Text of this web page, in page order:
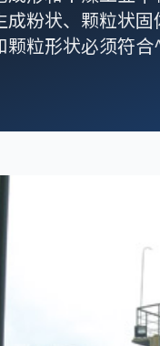
粉状、颗粒状
粒形状必须符